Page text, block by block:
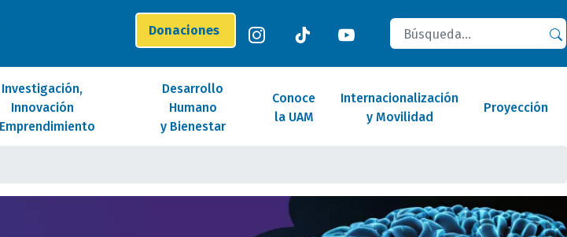
Donaciones
Buscar
Investigación,
Innovación
Desarrollo
Humano
y Bienestar
Conoce
la UAM
Internacionalización
y Movilidad
Proyección